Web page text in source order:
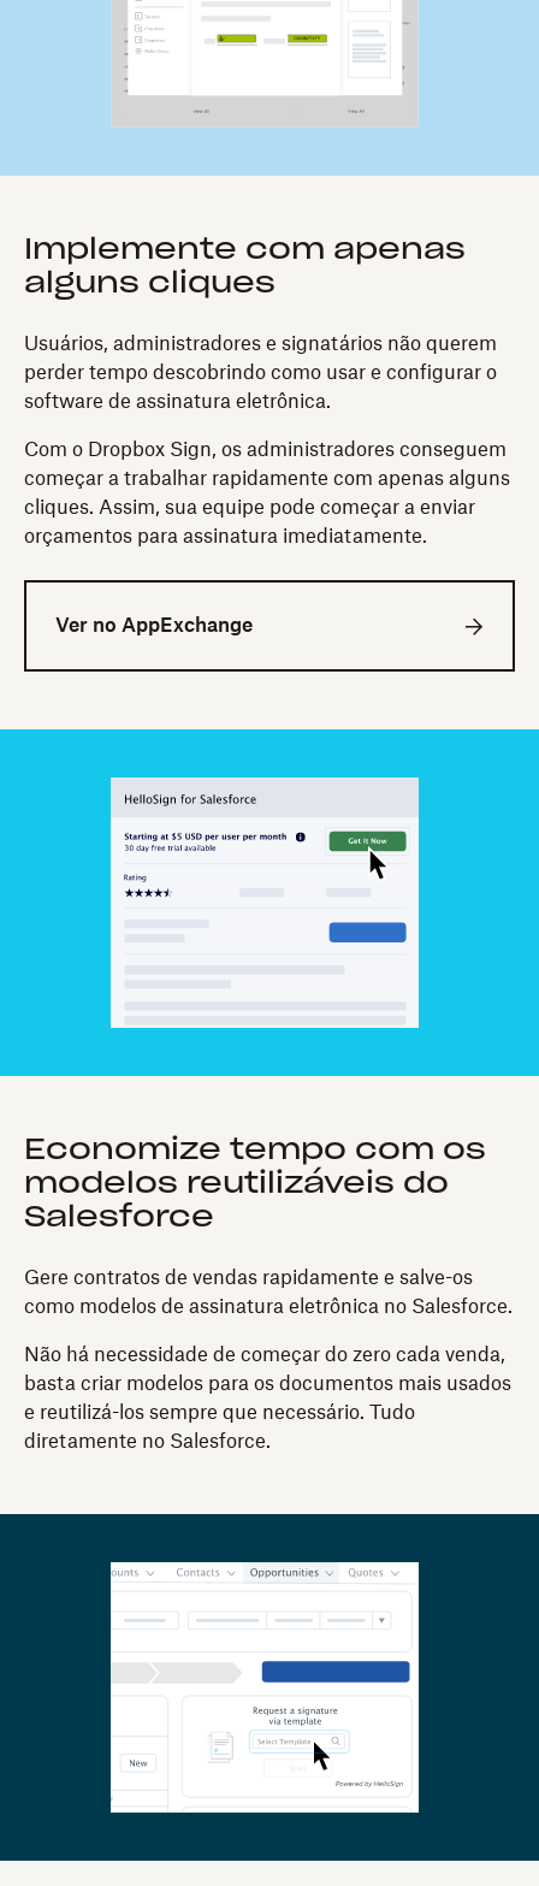
Implemente com apenas
alguns cliques
Usuários, administradores e signatários não querem
perder tempo descobrindo como usar e configurar o
software de assinatura eletrônica.
Com o Dropbox Sign, os administradores conseguem
começar a trabalhar rapidamente com apenas alguns
cliques. Assim, sua equipe pode começar a enviar
orçamentos para assinatura imediatamente.
Ver no AppExchange
Economize tempo com os
modelos reutilizáveis do
Salesforce
Gere contratos de vendas rapidamente e salve-os
como modelos de assinatura eletrônica no Salesforce.
Não há necessidade de começar do zero cada venda,
basta criar modelos para os documentos mais usados
e reutilizá-los sempre que necessário. Tudo
diretamente no Salesforce.